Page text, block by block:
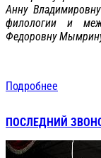
Анну
филологии и
Федоровну
Подробнее
ПОСЛЕДНИЙ